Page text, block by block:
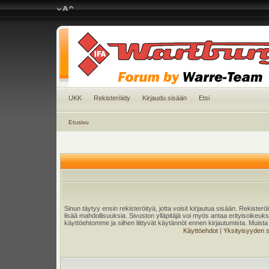
UKK Rekisteröidy Kirjaudu sisään Etsi
Etusivu
Sinun täytyy ensin rekisteröityä, jotta voisit kirjautua sisään.
lisää mahdollisuuksia. Sivuston ylläpitäjä voi myös antaa
käyttöehtomme ja siihen liittyvät käytännöt ennen kirjautumista.
Käyttöehdot| Yksityisyyden